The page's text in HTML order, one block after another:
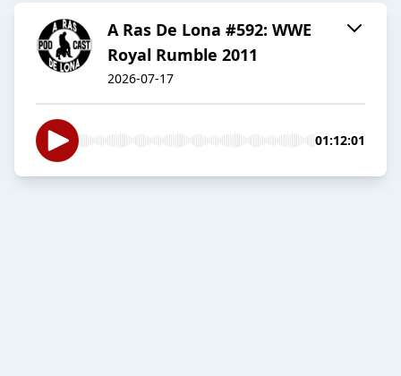
A Ras De Lona #592: WWE
Royal Rumble 2011
2026-07-17
01:12:01